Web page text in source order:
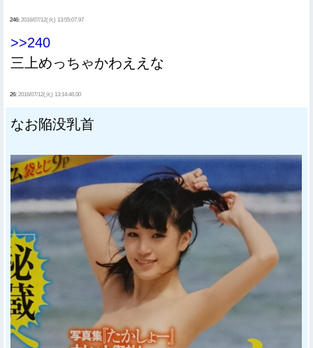
246: 2016/07/12(火) 13:55:07.97
>>240
三上めっちゃかわええな
26: 2016/07/12(火) 13:14:46.00
なお陥没乳首